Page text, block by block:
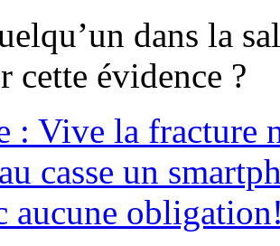
dans la
cette évidence ?